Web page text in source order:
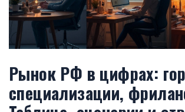
Рынок РФ в цифрах:
специализации,